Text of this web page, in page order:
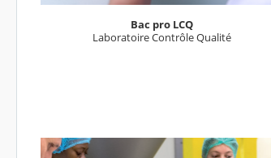
Bac pro LCQ
Laboratoire Contrôle Qualité